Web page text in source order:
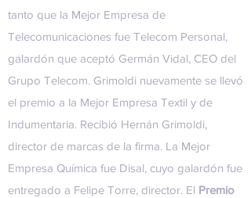
tanto que la Mejor Empresa de
Telecomunicaciones fue Telecom Personal,
galardón que aceptó Germán Vidal, CEO del
Grupo Telecom. Grimoldi nuevamente se llevó
el premio a la Mejor Empresa Textil y de
Indumentaria. Recibió Hernán Grimoldi,
director de marcas de la firma. La Mejor
Empresa Química fue Disal, cuyo galardón fue
entregado a Felipe Torre, director. El Premio